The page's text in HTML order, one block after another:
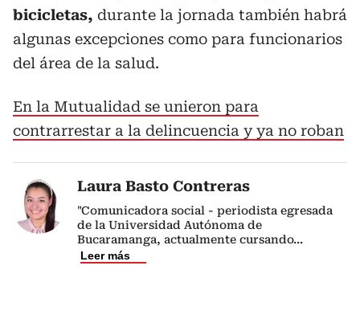
bicicletas, durante la jornada también habrá
algunas excepciones como para funcionarios
del área de la salud.
En la Mutualidad se unieron para
contrarrestar a la delincuencia y ya no roban
Laura Basto Contreras
"Comunicadora social - periodista egresada
de la Universidad Autónoma de
Bucaramanga, actualmente cursando...
Leer más